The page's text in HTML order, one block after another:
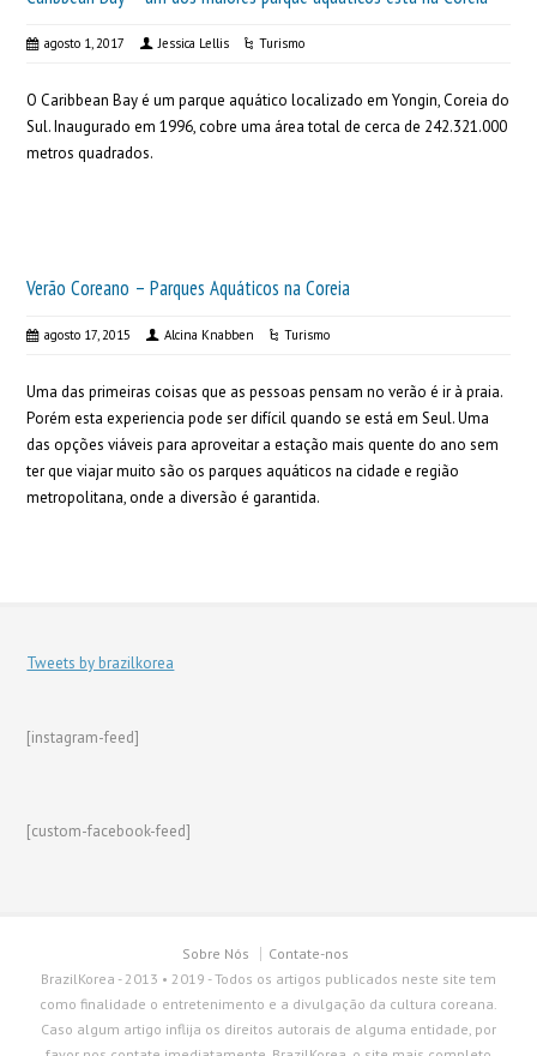
agosto 1, 2017 Jessica Lellis Turismo
O Caribbean Bay é um parque aquático localizado em Yongin, Coreia do
Sul. Inaugurado em 1996, cobre uma área total de cerca de 242.321.000
metros quadrados.
Verão Coreano – Parques Aquáticos na Coreia
agosto 17, 2015 Alcina Knabben Turismo
Uma das primeiras coisas que as pessoas pensam no verão é ir à praia.
Porém esta experiencia pode ser difícil quando se está em Seul. Uma
das opções viáveis para aproveitar a estação mais quente do ano sem
ter que viajar muito são os parques aquáticos na cidade e região
metropolitana, onde a diversão é garantida.
Tweets by brazilkorea
[instagram-feed]
[custom-facebook-feed]
Sobre Nós
Contate-nos
BrazilKorea - 2013 • 2019 - Todos os artigos publicados neste site tem
como finalidade o entretenimento e a divulgação da cultura coreana.
Caso algum artigo inflija os direitos autorais de alguma entidade, por